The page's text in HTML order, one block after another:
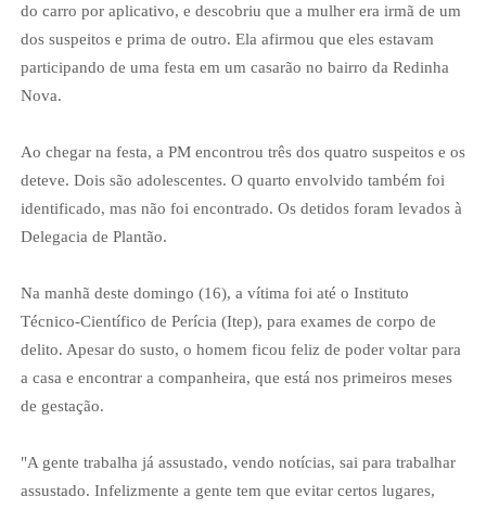
do carro por aplicativo, e descobriu que a mulher era irmã de um
dos suspeitos e prima de outro. Ela afirmou que eles estavam
participando de uma festa em um casarão no bairro da Redinha
Nova.
Ao chegar na festa, a PM encontrou três dos quatro suspeitos e os
deteve. Dois são adolescentes. O quarto envolvido também foi
identificado, mas não foi encontrado. Os detidos foram levados à
Delegacia de Plantão.
Na manhã deste domingo (16), a vítima foi até o Instituto
Técnico-Científico de Perícia (Itep), para exames de corpo de
delito. Apesar do susto, o homem ficou feliz de poder voltar para
a casa e encontrar a companheira, que está nos primeiros meses
de gestação.
"A gente trabalha já assustado, vendo notícias, sai para trabalhar
assustado. Infelizmente a gente tem que evitar certos lugares,